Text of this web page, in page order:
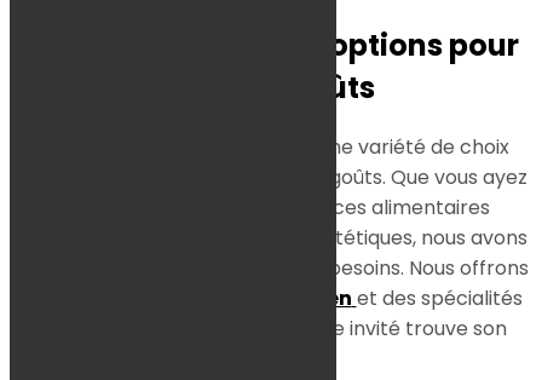
Une large gamme d’options pour
tous les goûts
Instants Gourmands propose une variété de choix
culinaires pour satisfaire tous les goûts. Que vous ayez
des invités avec des préférences alimentaires
spécifiques ou des restrictions diététiques, nous avons
des options pour répondre à vos besoins. Nous offrons
gluten et des spécialités
locales pour assurer que chaque invité trouve son